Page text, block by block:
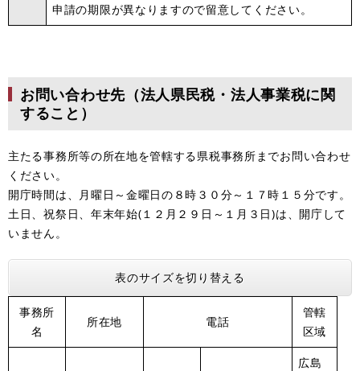
申請の期限が異なりますので留意してください。
お問い合わせ先（法人県民税・法人事業税に関
すること）
主たる事務所等の所在地を管轄する県税事務所までお問い合わせ
ください。
開庁時間は、月曜日～金曜日の８時３０分～１７時１５分です。
土日、祝祭日、年末年始(１２月２９日～１月３日)は、開庁して
いません。
表のサイズを切り替える
事務所
名
所在地 電話
管轄
区域
広島